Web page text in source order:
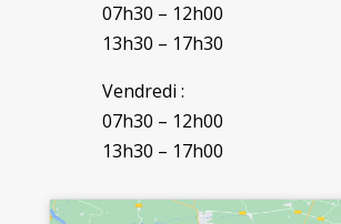
07h30 – 12h00
13h30 – 17h30
Vendredi :
07h30 – 12h00
13h30 – 17h00